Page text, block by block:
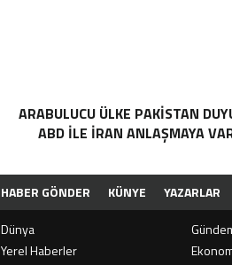
ARABULUCU ÜLKE PAKISTAN
ABD ILE İRAN ANLAŞMAYA
HABER GÖNDER KÜNYE YAZARLAR
Dünya
Yerel Haberler